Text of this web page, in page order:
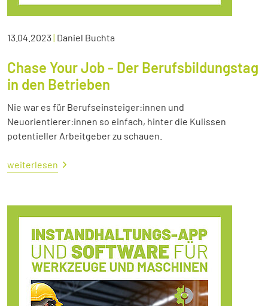
13.04.2023| Daniel Buchta
Chase Your Job - Der Berufsbildungstag
in den Betrieben
Nie war es für Berufseinsteiger:innen und
Neuorientierer:innen so einfach, hinter die Kulissen
potentieller Arbeitgeber zu schauen.
weiterlesen